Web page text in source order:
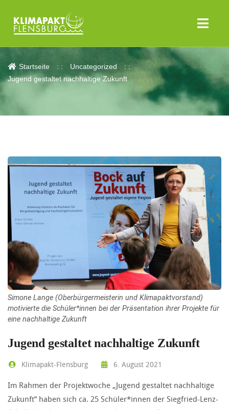
Aktuelles
Startseite
Uncategorized
Jugend gestaltet nachhaltige Zukunft
Simone Lange (Oberbürgermeisterin und Klimapaktvorstand)
motivierte die Schüler*innen bei der Präsentation ihrer Projekte für
eine nachhaltige Zukunft
Jugend gestaltet nachhaltige Zukunft
Klimapakt-Flensburg 6. August 2021
Im Rahmen der Projektwoche „Jugend gestaltet nachhaltige
Zukunft“ haben sich ca. 25 Schüler*innen der Siegfried-Lenz-